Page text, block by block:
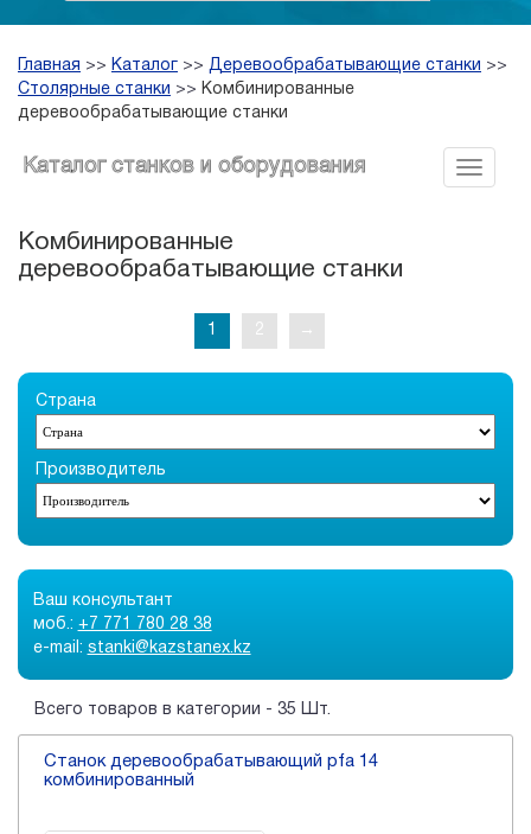
Главная >> Каталог >> Деревообрабатывающие станки >>
Столярные станки >> Комбинированные
деревообрабатывающие станки
Каталог станков и оборудования
Комбинированные
деревообрабатывающие станки
1 2 →
Страна
Производитель
Ваш консультант
моб.: +7 771 780 28 38
e-mail: stanki@kazstanex.kz
Всего товаров в категории - 35 Шт.
Станок деревообрабатывающий pfa 14
комбинированный